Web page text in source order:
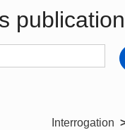
Interrogation